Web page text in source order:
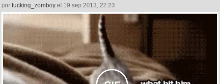
por fucking_zomboy el 19 sep 2013, 22:23